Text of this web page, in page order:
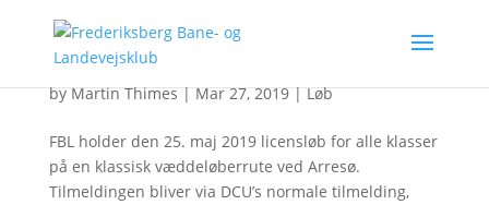
FBL’s Åbne løb 2019
byMartin Thimes|Mar 27, 2019|Løb
FBL holder den 25. maj 2019 licensløb for alle klasser
på en klassisk væddeløberrute ved Arresø.
Tilmeldingen bliver via DCU’s normale tilmelding,